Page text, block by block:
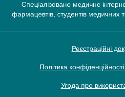
Спеціалізоване медичне
фармацевтів, студентів медичних
Реєстраційні
Політика
Угода про